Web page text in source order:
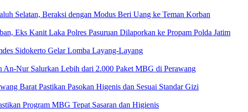
Selatan, Beraksi dengan Modus Beri Uang ke Teman Korban
Eks Kanit Laka Polres Pasuruan Dilaporkan ke Propam Polda Jatim
Sidokerto Gelar Lomba Layang-Layang
An-Nur Salurkan Lebih dari 2.000 Paket MBG di Perawang
Barat Pastikan Pasokan Higenis dan Sesuai Standar Gizi
Program MBG Tepat Sasaran dan Higienis